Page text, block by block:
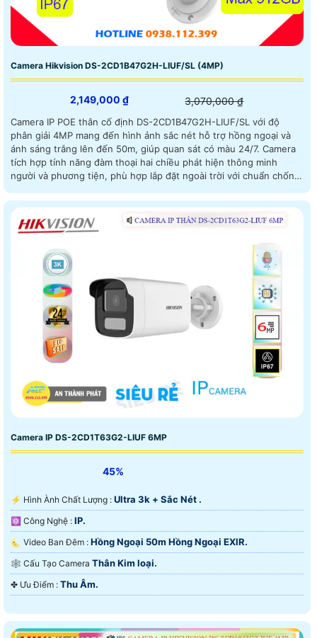
Camera Hikvision DS-2CD1B47G2H-LIUF/SL (4MP)
2,149,000 ₫ 3,070,000 ₫
Camera IP POE thân cố định DS-2CD1B47G2H-LIUF/SL với độ
phân giải 4MP mang đến hình ảnh sắc nét hỗ trợ hồng ngoại và
ánh sáng trắng lên đến 50m, giúp quan sát có màu 24/7. Camera
tích hợp tính năng đàm thoại hai chiều phát hiện thông minh
người và phương tiện, phù hợp lắp đặt ngoài trời với chuẩn chống
Camera IP DS-2CD1T63G2-LIUF 6MP
45%
️⚡ Hình Ành Chất Lượng : Ultra 3k + Sắc Nét .
⚛️ Công Nghệ : IP.
🌜 Video Ban Đêm : Hồng Ngoại 50m Hồng Ngoại EXIR.
🕸️ Cấu Tạo Camera Thân Kim loại.
️✤ Ưu Điểm : Thu Âm.